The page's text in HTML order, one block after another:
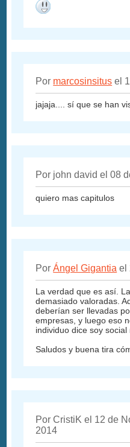
Por marcosinsitus el
jajaja.... sí que se han
Por john david el 08
quiero mas capitulos
PorÁngel Gigantia el
La verdad que es así.
demasiado valoradas.
deberían ser llevadas
empresas, y luego eso
individuo dice soy social
Saludos y buena tira
Por CristiK el 12 de
2014